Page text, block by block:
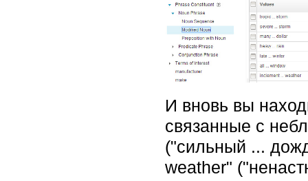
И вновь вы
связанные с
("сильный ...
weather"